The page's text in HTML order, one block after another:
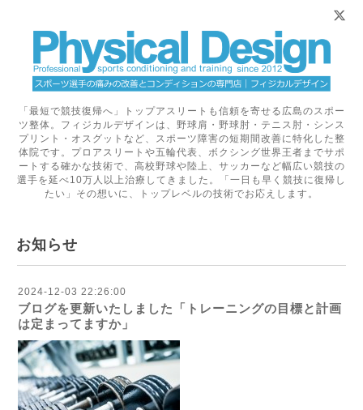
「最短で競技復帰へ」トップアスリートも信頼を寄せる広島のスポー
ツ整体。フィジカルデザインは、野球肩・野球肘・テニス肘・シンス
プリント・オスグットなど、スポーツ障害の短期間改善に特化した整
体院です。プロアスリートや五輪代表、ボクシング世界王者までサポ
ートする確かな技術で、高校野球や陸上、サッカーなど幅広い競技の
選手を延べ10万人以上治療してきました。「一日も早く競技に復帰し
たい」その想いに、トップレベルの技術でお応えします。
お知らせ
2024-12-03 22:26:00
ブログを更新いたしました「トレーニングの目標と計画
は定まってますか」